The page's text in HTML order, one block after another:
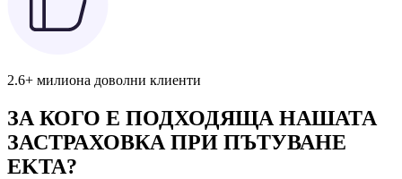
2.6+ милиона доволни клиенти
ЗА КОГО Е ПОДХОДЯЩА НАШАТА
ЗАСТРАХОВКА ПРИ ПЪТУВАНЕ
EKTA?